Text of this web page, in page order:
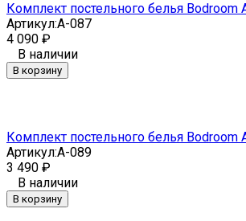
Комплект постельного белья Bodroom
Артикул:A-087
4 090 ₽
В наличии
В корзину
Комплект постельного белья Bodroom
Артикул:A-089
3 490 ₽
В наличии
В корзину